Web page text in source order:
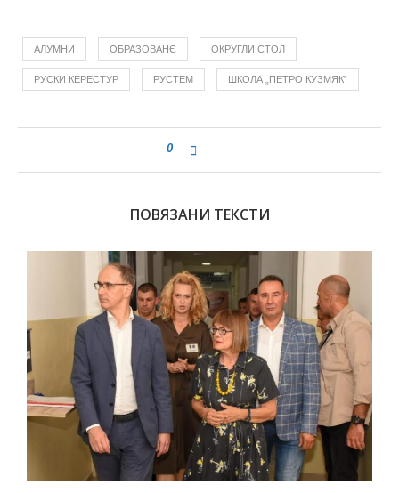
АЛУМНИ ОБРАЗОВАНЄ ОКРУГЛИ СТОЛ
РУСКИ КЕРЕСТУР РУСТЕМ ШКОЛА „ПЕТРО КУЗМЯК”
0
ПОВЯЗАНИ ТЕКСТИ